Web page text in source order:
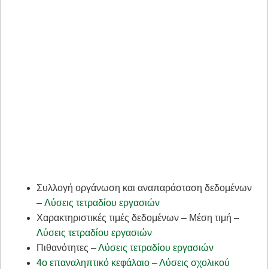
Συλλογή οργάνωση και αναπαράσταση δεδομένων
– Λύσεις τετραδίου εργασιών
Χαρακτηριστικές τιμές δεδομένων – Μέση τιμή –
Λύσεις τετραδίου εργασιών
Πιθανότητες –Λύσεις τετραδίου εργασιών
4ο επαναληπτικό κεφάλαιο – Λύσεις σχολικού